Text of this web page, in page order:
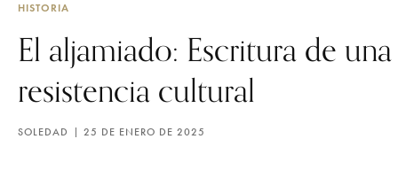
HISTORIA
El aljamiado: Escritura de una
resistencia cultural
SOLEDAD 25 DE ENERO DE 2025